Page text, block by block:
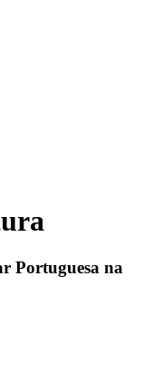
Portuguesa na